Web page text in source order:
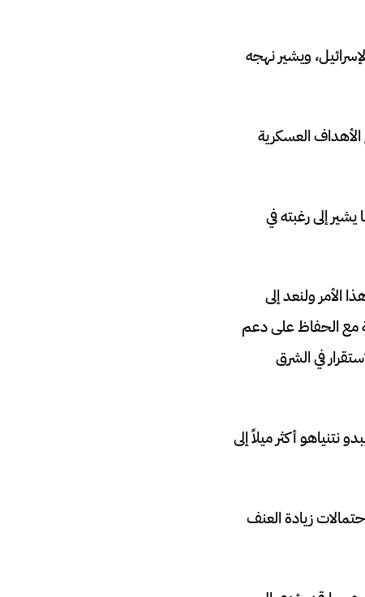
ويشير نهجه
العسكرية
إلى رغبته في
الأمر ولنعد إلى
مع الحفاظ على دعم
في الشرق
أكثر ميلاً إلى
زيادة العنف